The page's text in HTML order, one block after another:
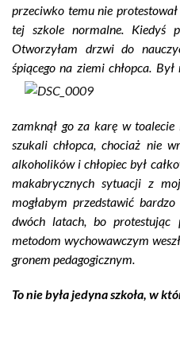
przeciwko temu nie
tej szkole normalne. Kiedyś
Otworzyłam drzwi do
śpiącego na ziemi chłopca.
zamknął go za karę w
szukali chłopca, chociaż nie
alkoholików i chłopiec był
makabrycznych sytuacji z
mogłabym przedstawić
dwóch latach, bo protestując
metodom wychowawczym
gronem pedagogicznym.
To nie była jedyna szkoła, w